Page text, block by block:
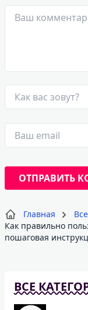
Главная
Как правильно
пошаговая
ВСЕ